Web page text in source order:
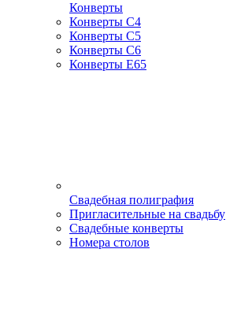
Конверты
Конверты С4
Конверты С5
Конверты С6
Конверты Е65
Свадебная полиграфия
Пригласительные на свадьбу
Свадебные конверты
Номера столов